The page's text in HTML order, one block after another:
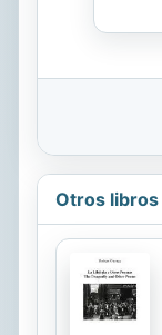
Otros libros